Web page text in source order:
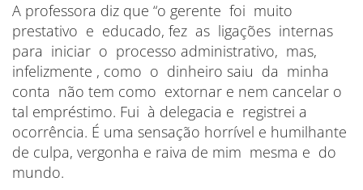
A professora diz que “o gerente foi muito
prestativo e educado, fez as ligações internas
para iniciar o processo administrativo, mas,
infelizmente , como o dinheiro saiu da minha
conta não tem como extornar e nem cancelar o
tal empréstimo. Fui à delegacia e registrei a
ocorrência. É uma sensação horrível e humilhante
de culpa, vergonha e raiva de mim mesma e do
mundo.